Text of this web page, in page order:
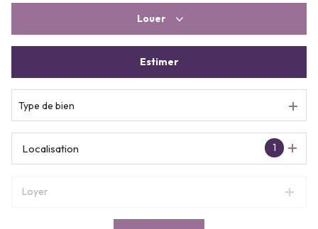
Louer
Estimer
Type de bien
1
Localisation
Loyer